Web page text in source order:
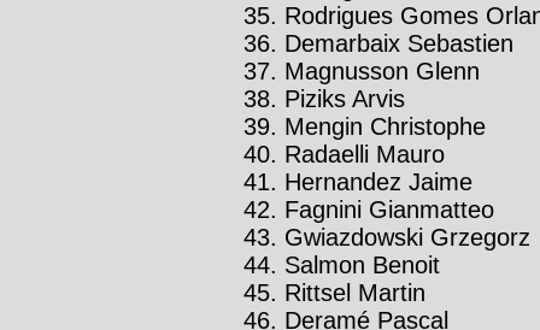
Rodrigues Gomes
Demarbaix Sebastien
Magnusson Glenn
Piziks Arvis
Mengin Christophe
Radaelli Mauro
Hernandez Jaime
Fagnini Gianmatteo
Gwiazdowski Grzegorz
Salmon Benoit
Rittsel Martin
Deramé Pascal